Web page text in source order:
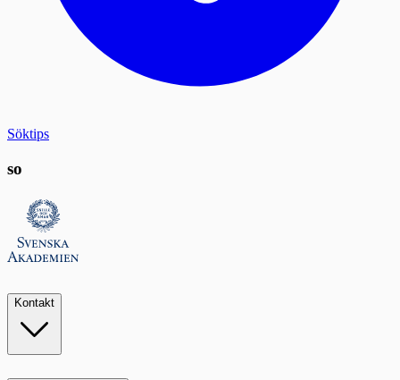
Söktips
so
Kontakt